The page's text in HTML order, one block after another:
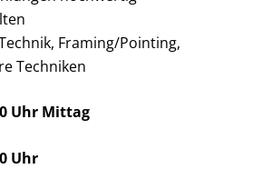
Framing/Pointing,
Techniken
Uhr Mittag
Uhr